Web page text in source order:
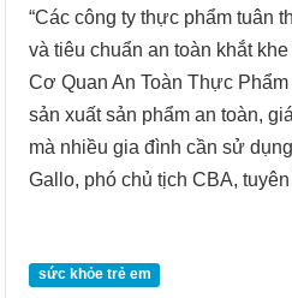
“Các công ty thực phẩm tuân
và tiêu chuẩn an toàn khắt
Cơ Quan An Toàn Thực
sản xuất sản phẩm an toàn,
mà nhiều gia đình cần sử
Gallo, phó chủ tịch CBA,
sức khỏe trẻ em